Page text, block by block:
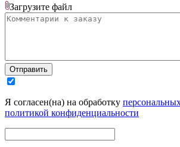
Загрузите файл
Отправить
Я согласен(на) на обработку
политикой конфиденциальности